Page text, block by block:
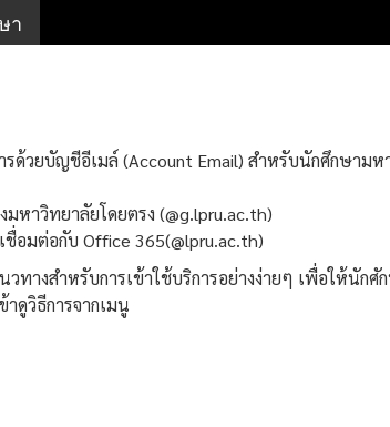
า
รด้วยบัญชีอีเมล์ (Account Email) สำหรับนักศึกษามห
หาวิทยาลัยโดยตรง (@g.lpru.ac.th)
อมต่อกับ Office 365(@lpru.ac.th)
ทางสำหรับการเข้าใช้บริการอย่างง่ายๆ เพื่อให้นักศั
ดูวิธีการจากเมนู